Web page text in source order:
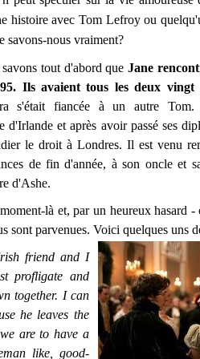
histoire avec Tom Lefroy ou
savons-nous vraiment?
tout d'abord queJane
Ils avaient tous les deux vingt
s'était fiancée à un autre
d'Irlande et après avoir passé ses
le droit à Londres. Il est venu
de fin d'année, à son oncle et
d'Ashe.
là et, par un heureux hasard -
sont parvenues. Voici quelques uns
friend and I
profligate and
together. I can
he leaves the
are to have a
like, good-